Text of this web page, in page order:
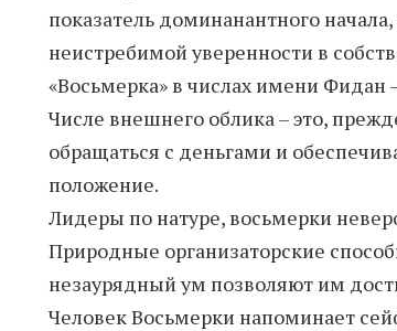
показатель доминанантного
неистребимой уверенности в
«Восьмерка» в числах имени
Числе внешнего облика – это,
обращаться с деньгами и
положение.
Лидеры по натуре, восьмерки
Природные организаторские
незаурядный ум позволяют им
Человек Восьмерки напоминает